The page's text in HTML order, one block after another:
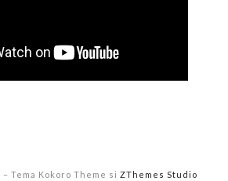
– Tema Kokoro Theme si ZThemes Studio